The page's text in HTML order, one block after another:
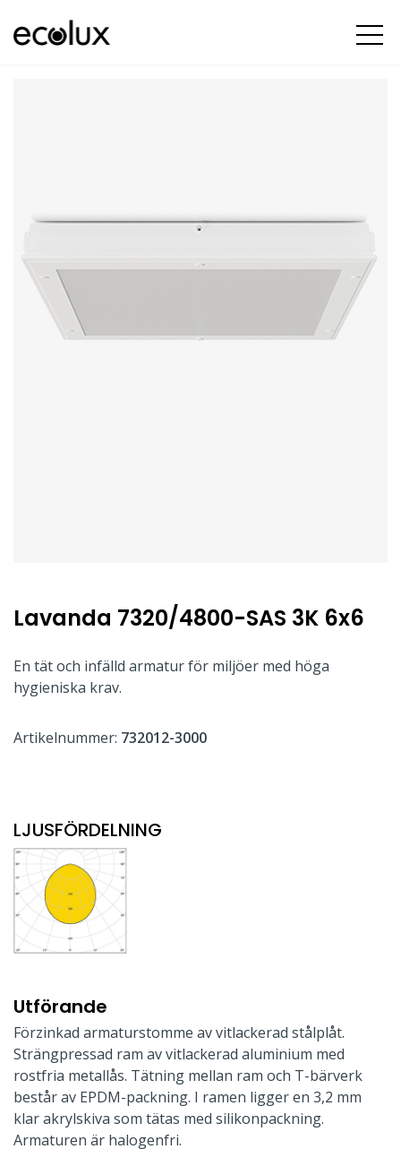
Lavanda 7320/4800-SAS 3K 6x6
En tät och infälld armatur för miljöer med höga
hygieniska krav.
Artikelnummer: 732012-3000
LJUSFÖRDELNING
Utförande
Förzinkad armaturstomme av vitlackerad stålplåt.
Strängpressad ram av vitlackerad aluminium med
rostfria metallås. Tätning mellan ram och T-bärverk
består av EPDM-packning. I ramen ligger en 3,2 mm
klar akrylskiva som tätas med silikonpackning.
Armaturen är halogenfri.